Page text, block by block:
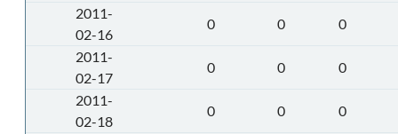
2011-
02-16
0 0
0
2011-
02-17
0 0
0
2011-
02-18
0 0
0